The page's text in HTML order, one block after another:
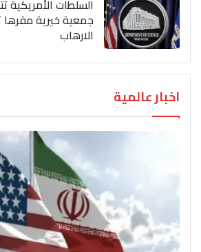
السلطات الأمريكية
جمعية خيرية مقرها
الارهاب
اخبار عالمية